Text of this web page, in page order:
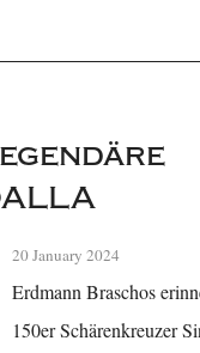
20 January 2024
Erdmann Braschos
150er Schärenkreuzer